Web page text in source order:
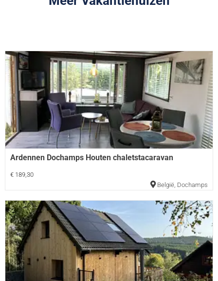
Ardennen Dochamps Houten chaletstacaravan
€ 189,30
België Dochamps